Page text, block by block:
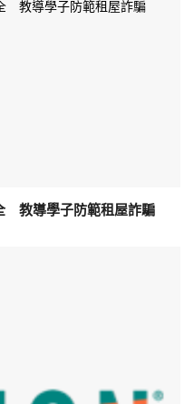
教導學子防範租屋詐騙